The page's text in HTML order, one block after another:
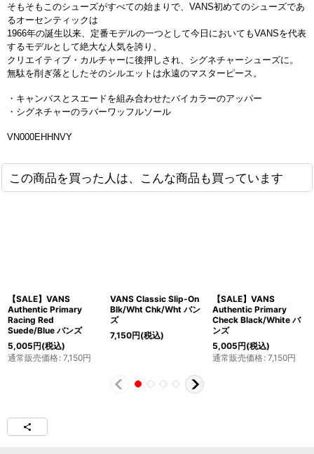
そもそもこのシューズがすべての始まりで、VANS初めてのシューズであ
るオーセンティックは
1966年の誕生以来、定番モデルの一つとして今日においてもVANSを代表
するモデルとして絶大な人気を誇り、
クリエイティブ・カルチャーに後押しされ、シグネチャーシューズに。
無駄を削ぎ落としたそのシルエットは永遠のマスターピース。
・キャンバスとスエードを組み合わせたバイカラーのアッパー
・シグネチャーのラバーワッフルソール
VN000EHHNVY
この商品を買った人は、こんな商品も買っています
【SALE】VANS
Authentic Primary
Racing Red
Suede/Blue バンズ
5,005円(税込)
通常販売価格: 7,150円
VANS Classic Slip-On
Blk/Wht Chk/Wht バン
ズ
7,150円(税込)
【SALE】VANS
Authentic Primary
Check Black/White バ
ンズ
5,005円(税込)
通常販売価格: 7,150円